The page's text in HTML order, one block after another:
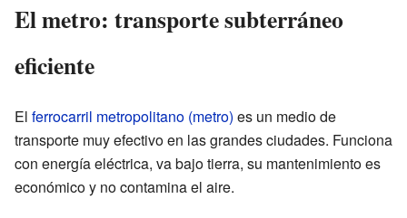
El metro: transporte subterráneo
eficiente
El ferrocarril metropolitano (metro) es un medio de
transporte muy efectivo en las grandes ciudades. Funciona
con energía eléctrica, va bajo tierra, su mantenimiento es
económico y no contamina el aire.